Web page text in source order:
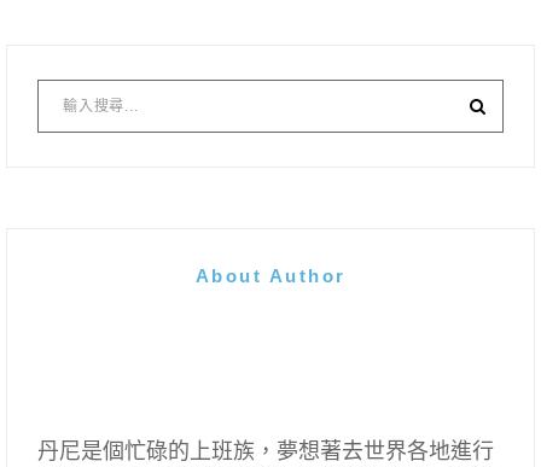
About Author
丹尼是個忙碌的上班族，夢想著去世界各地進行